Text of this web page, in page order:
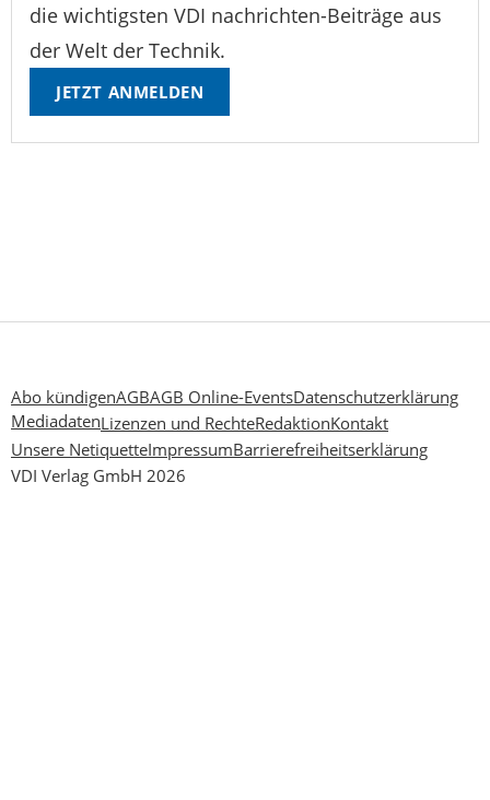
die wichtigsten VDI nachrichten-Beiträge aus
der Welt der Technik.
JETZT ANMELDEN
Abo kündigenAGBAGB Online-EventsDatenschutzerklärung
MediadatenLizenzen und RechteRedaktionKontakt
Unsere NetiquetteImpressumBarrierefreiheitserklärung
VDI Verlag GmbH 2026